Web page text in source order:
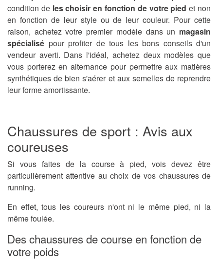
condition de les choisir en fonction de votre pied et non
en fonction de leur style ou de leur couleur. Pour cette
raison, achetez votre premier modèle dans un magasin
spécialisé pour profiter de tous les bons conseils d'un
vendeur averti. Dans l'idéal, achetez deux modèles que
vous porterez en alternance pour permettre aux matières
synthétiques de bien s'aérer et aux semelles de reprendre
leur forme amortissante.
Chaussures de sport : Avis aux
coureuses
Si vous faites de la course à pied, vois devez être
particulièrement attentive au choix de vos chaussures de
running.
En effet, tous les coureurs n'ont ni le même pied, ni la
même foulée.
Des chaussures de course en fonction de
votre poids